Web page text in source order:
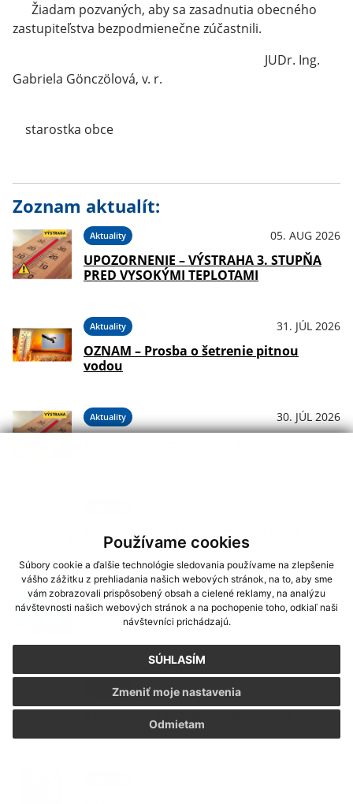
Používame cookies
Súbory cookie a ďalšie technológie sledovania používame na zlepšenie
vášho zážitku z prehliadania našich webových stránok, na to, aby sme
vám zobrazovali prispôsobený obsah a cielené reklamy, na analýzu
návštevnosti našich webových stránok a na pochopenie toho, odkiaľ naši
návštevníci prichádzajú.
SÚHLASÍM
Odmietam
Zmeniť moje nastavenia
Žiadam pozvaných, aby sa zasadnutia obecného
zastupiteľstva bezpodmienečne zúčastnili.
JUDr. Ing.
Gabriela Gönczölová, v. r.
starostka obce
Zoznam aktualít:
Aktuality 05. AUG 2026
UPOZORNENIE – VÝSTRAHA 3. STUPŇA
PRED VYSOKÝMI TEPLOTAMI
Aktuality 31. JÚL 2026
OZNAM – Prosba o šetrenie pitnou
vodou
Aktuality 30. JÚL 2026
Zber použitého kuchynského oleja
Aktuality 13. JÚL 2026
Oznámenie - orez konárov
Aktuality
Výstrahy I. a II. stupňa pred vysokými